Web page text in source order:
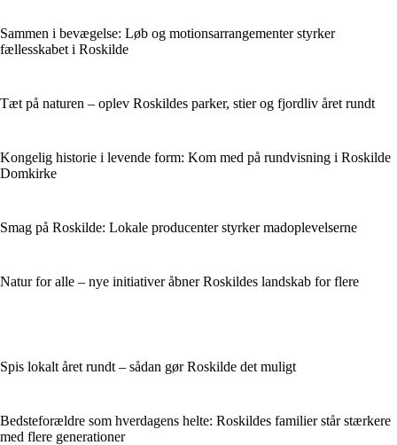
Sammen i bevægelse: Løb og motionsarrangementer styrker
fællesskabet i Roskilde
Tæt på naturen – oplev Roskildes parker, stier og fjordliv året rundt
Kongelig historie i levende form: Kom med på rundvisning i Roskilde
Domkirke
Smag på Roskilde: Lokale producenter styrker madoplevelserne
Natur for alle – nye initiativer åbner Roskildes landskab for flere
Spis lokalt året rundt – sådan gør Roskilde det muligt
Bedsteforældre som hverdagens helte: Roskildes familier står stærkere
med flere generationer